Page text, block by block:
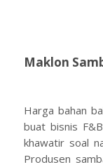
Maklon
Harga bahan
buat bisnis
khawatir soal
Produsen